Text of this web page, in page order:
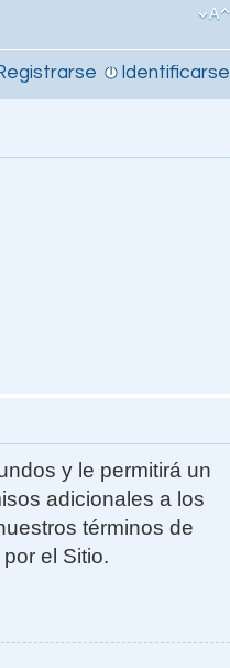
Identificarse
y le permitirá un
adicionales a los
términos de
el Sitio.